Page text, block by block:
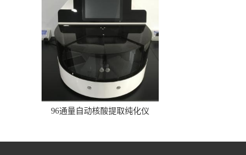
96通量自动核酸提取纯化仪